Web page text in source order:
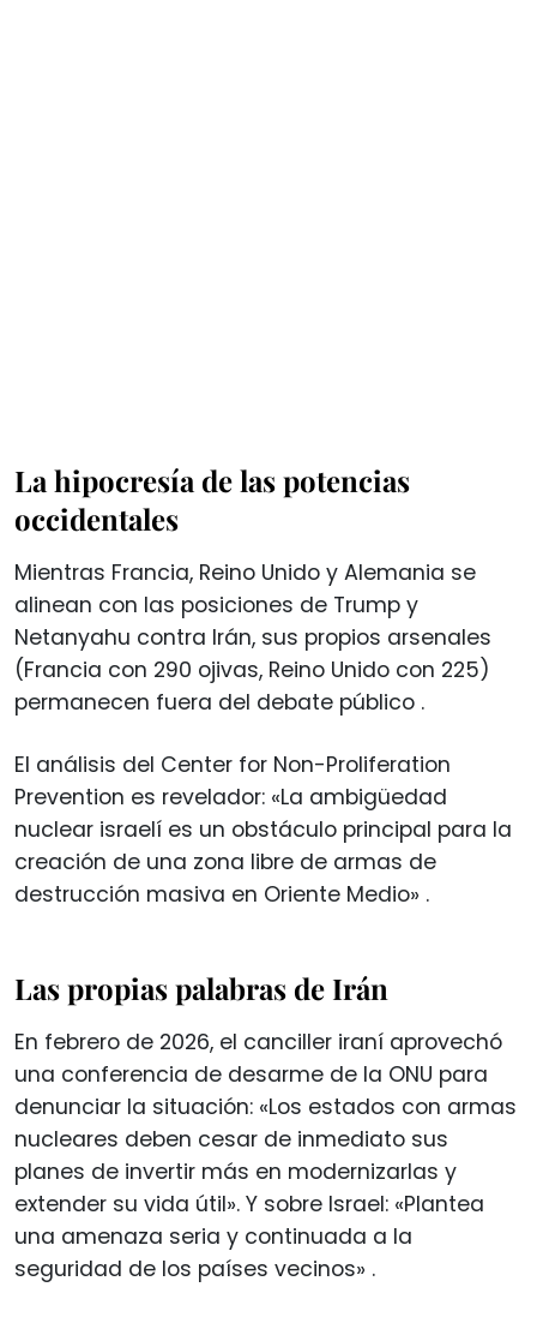
La hipocresía de las potencias
occidentales
Mientras Francia, Reino Unido y Alemania se
alinean con las posiciones de Trump y
Netanyahu contra Irán, sus propios arsenales
(Francia con 290 ojivas, Reino Unido con 225)
permanecen fuera del debate público .
El análisis del Center for Non-Proliferation
Prevention es revelador: «La ambigüedad
nuclear israelí es un obstáculo principal para la
creación de una zona libre de armas de
destrucción masiva en Oriente Medio» .
Las propias palabras de Irán
En febrero de 2026, el canciller iraní aprovechó
una conferencia de desarme de la ONU para
denunciar la situación: «Los estados con armas
nucleares deben cesar de inmediato sus
planes de invertir más en modernizarlas y
extender su vida útil». Y sobre Israel: «Plantea
una amenaza seria y continuada a la
seguridad de los países vecinos» .